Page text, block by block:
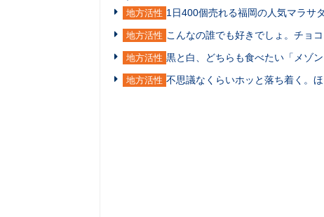
地方活性 1日400個売れる福岡の人気マラサ
地方活性 こんなの誰でも好きでしょ。チョ
地方活性 黒と白、どちらも食べたい「メゾ
地方活性 不思議なくらいホッと落ち着く。